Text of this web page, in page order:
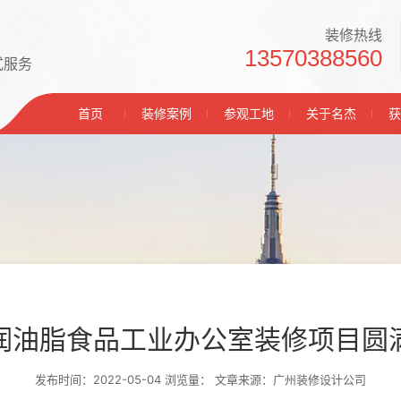
务
装修热线
13570388560
首页 装修案例 参观工地 关于名杰
油脂食品工业办公室装修项目圆
发布时间：2022-05-04 浏览量： 文章来源：广州装修设计公司